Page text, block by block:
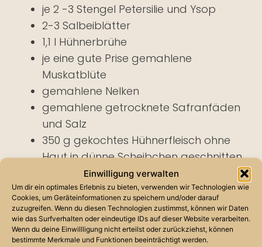
Einwilligung verwalten
Um dir ein optimales Erlebnis zu bieten, verwenden wir Technologien wie
Cookies, um Geräteinformationen zu speichern und/oder darauf
zuzugreifen. Wenn du diesen Technologien zustimmst, können wir Daten
wie das Surfverhalten oder eindeutige IDs auf dieser Website verarbeiten.
Wenn du deine Einwillligung nicht erteilst oder zurückziehst, können
bestimmte Merkmale und Funktionen beeinträchtigt werden.
je 2 -3 Stengel Petersilie und Ysop
2-3 Salbeiblätter
1,1 l Hühnerbrühe
je eine gute Prise gemahlene
Muskatblüte
gemahlene Nelken
gemahlene getrocknete Safranfäden
und Salz
350 g gekochtes Hühnerfleisch ohne
Haut in dünne Scheibchen geschnitten
3-4 Eigelb (je nachdem, wie flüssig
oder dickflüssig das Gericht sein soll)
½ – 1 Teelöffel Obst- oder
Weißweinessig
weißer Pfeffer und gemahlener